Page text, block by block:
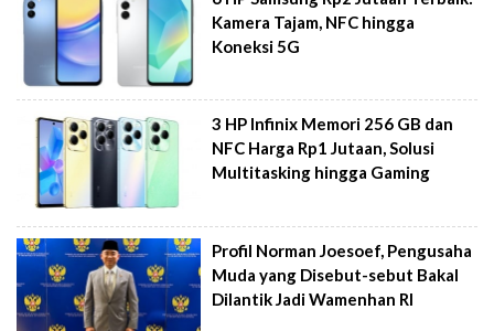
Kamera Tajam, NFC hingga
Koneksi 5G
3 HP Infinix Memori 256 GB dan
NFC Harga Rp1 Jutaan, Solusi
Multitasking hingga Gaming
Profil Norman Joesoef, Pengusaha
Muda yang Disebut-sebut Bakal
Dilantik Jadi Wamenhan RI